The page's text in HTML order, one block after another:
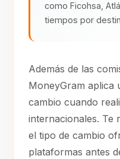
como Ficohsa,
tiempos por
Además de las
MoneyGram aplica
cambio cuando
internacionales. Te
el tipo de cambio
plataformas antes